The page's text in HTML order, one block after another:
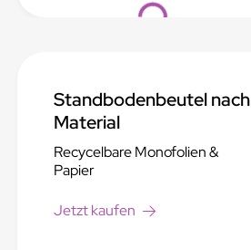
Loading...
Standbodenbeutel nach
Material
Recycelbare Monofolien &
Papier
Jetzt kaufen